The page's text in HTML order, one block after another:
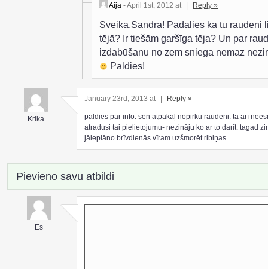
Aija - April 1st, 2012 at | Reply »
Sveika,Sandra! Padalies kā tu raudeni
tējā? Ir tiešām garšīga tēja? Un par
izdabūšanu no zem sniega nemaz
Paldies!
Krika
January 23rd, 2013 at Reply »
paldies par info. sen atpakaļ nopirku raudeni. tā arī
atradusi tai pielietojumu- nezināju ko ar to darīt. tagad
jāieplāno brīvdienās vīram uzšmorēt ribiņas.
Pievieno savu atbildi
Es